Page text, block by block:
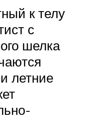
к телу
с
шелка
летние